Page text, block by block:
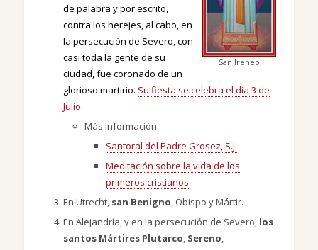
San Ireneo
de palabra y por escrito,
contra los herejes, al cabo, en
la persecución de Severo, con
casi toda la gente de su
ciudad, fue coronado de un
glorioso martirio. Su fiesta se celebra el día 3 de
Julio.
Más información:
Santoral del Padre Grosez, S.J.
Meditación sobre la vida de los
primeros cristianos
En Utrecht, san Benigno, Obispo y Mártir.
En Alejandría, y en la persecución de Severo, los
santos Mártires Plutarco, Sereno,